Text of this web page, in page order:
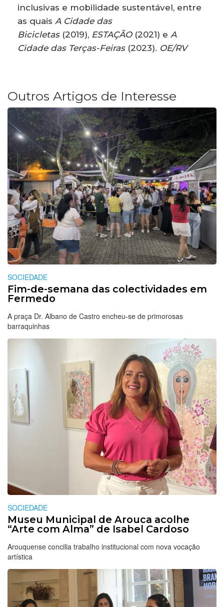
inclusivas e mobilidade sustentável, entre
as quais A Cidade das
Bicicletas(2019), ESTAÇÃO(2021) e A
Cidade das Terças-Feiras(2023). OE/RV
Outros Artigos de Interesse
SOCIEDADE
Fim-de-semana das colectividades em
Fermedo
A praça Dr. Albano de Castro encheu-se de primorosas
barraquinhas
SOCIEDADE
Museu Municipal de Arouca acolhe
“Arte com Alma” de Isabel Cardoso
Arouquense concilia trabalho institucional com nova vocação
artística